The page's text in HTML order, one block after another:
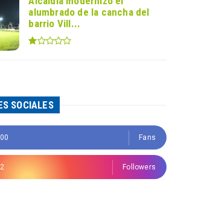
alumbrado de la cancha del
barrio Vill...
SOCIALES
Fans
Followers